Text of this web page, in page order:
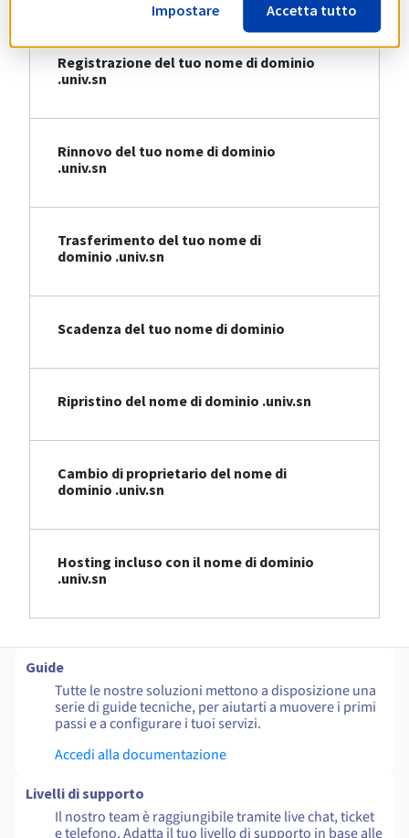
Registrazione del tuo nome di dominio
.univ.sn
Rinnovo del tuo nome di dominio
.univ.sn
Trasferimento del tuo nome di
dominio .univ.sn
Scadenza del tuo nome di dominio
Ripristino del nome di dominio .univ.sn
Cambio di proprietario del nome di
dominio .univ.sn
Hosting incluso con il nome di dominio
.univ.sn
Guide
Tutte le nostre soluzioni mettono a disposizione una
serie di guide tecniche, per aiutarti a muovere i primi
passi e a configurare i tuoi servizi.
Accedi alla documentazione
Livelli di supporto
Il nostro team è raggiungibile tramite live chat, ticket
e telefono. Adatta il tuo livello di supporto in base alle
Impostare Accetta tutto